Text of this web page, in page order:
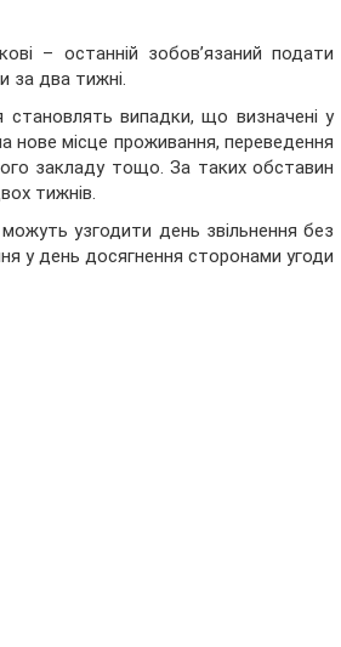
– останній зобов’язаний подати
за два тижні.
випадки, що визначені у
нове місце проживання, переведення
закладу тощо. За таких обставин
тижнів.
узгодити день звільнення без
у день досягнення сторонами угоди